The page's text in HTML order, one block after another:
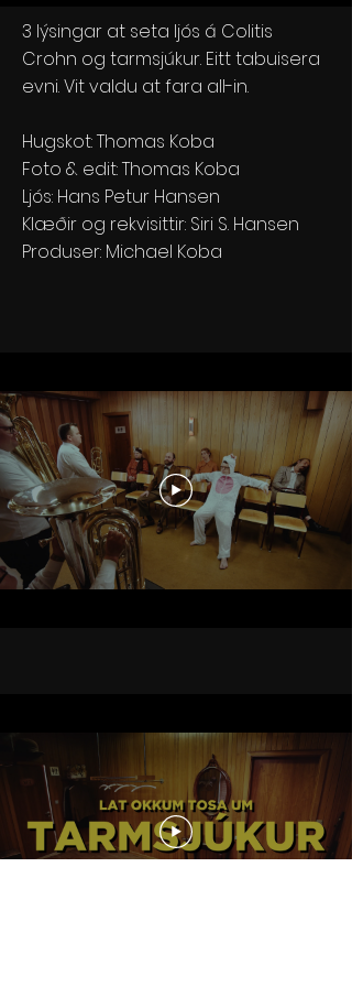
3 lýsingar at seta ljós á Colitis
Crohn og tarmsjúkur. Eitt tabuisera
evni. Vit valdu at fara all-in.
Hugskot: Thomas Koba
Foto & edit: Thomas Koba
Ljós: Hans Petur Hansen
Klæðir og rekvisittir: Siri S. Hansen
Produser: Michael Koba